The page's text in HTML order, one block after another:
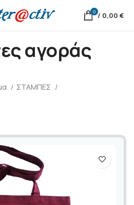
0 / 0,00 €
αγοράς
ΣΤΑΜΠΕΣ